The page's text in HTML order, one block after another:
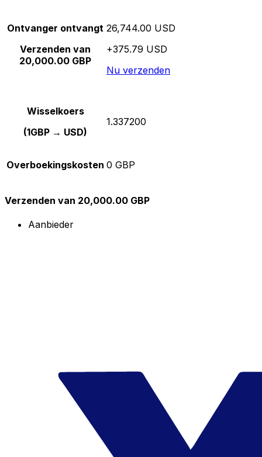
Ontvanger ontvangt
Verzenden van
20,000.00 GBP
26,744.00 USD
+375.79 USD
Nu verzenden
Wisselkoers
(1GBP → USD)
1.337200
Overboekingskosten 0 GBP
Verzenden van 20,000.00 GBP
Aanbieder